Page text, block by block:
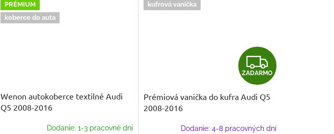
PRÉMIUM
koberce do auta
Wenon autokoberce textilné Audi
Q5 2008-2016
Dodanie: 1-3 pracovné dni
kufrová vanička
Z
A
D
A
ZADARMO
Prémiová vanička do kufra Audi Q5
2008-2016
Dodanie: 4-8 pracovných dní